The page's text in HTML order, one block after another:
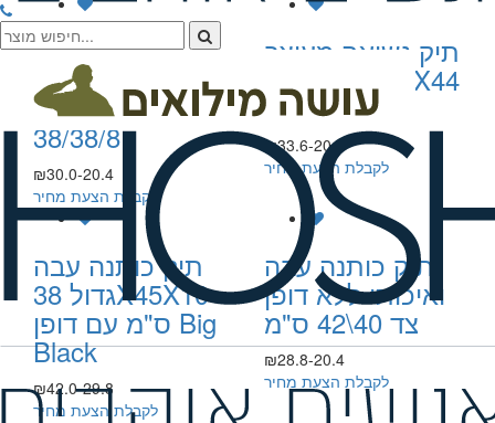
תיק נשיאה מעוצב
Shigo 20X38X44
ס”מ - שיגו
₪33.6-20.4
לקבלת הצעת מחיר
תיק \ שקית
כותנה איכותי
ועבה עם דופן
38/38/8
₪30.0-20.4
לקבלת הצעת מחיר
תיק כותנה עבה
ואיכותי ללא דופן
צד 40\42 ס"מ
₪28.8-20.4
לקבלת הצעת מחיר
תיק כותנה עבה
גדול 38X45X10
ס"מ עם דופן Big
Black
₪42.0-29.8
לקבלת הצעת מחיר